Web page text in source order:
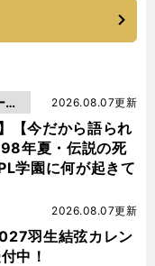
【今だから語られ
年夏・伝説の死
学園に何が起きて
2026.08.07更新
バ
羽生結弦カレン
中！
2026.08.07更新